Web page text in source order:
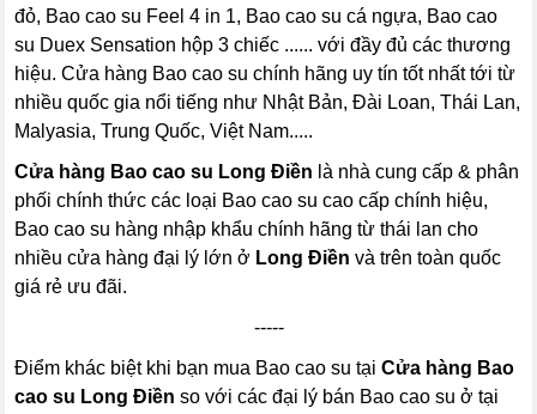
đỏ, Bao cao su Feel 4 in 1, Bao cao su cá ngựa, Bao cao
su Duex Sensation hộp 3 chiếc ...... với đầy đủ các thương
hiệu. Cửa hàng Bao cao su chính hãng uy tín tốt nhất tới từ
nhiều quốc gia nổi tiếng như Nhật Bản, Đài Loan, Thái Lan,
Malyasia, Trung Quốc, Việt Nam.....
Cửa hàng Bao cao su Long Điền là nhà cung cấp & phân
phối chính thức các loại Bao cao su cao cấp chính hiệu,
Bao cao su hàng nhập khẩu chính hãng từ thái lan cho
nhiều cửa hàng đại lý lớn ở Long Điền và trên toàn quốc
giá rẻ ưu đãi.
-----
Điểm khác biệt khi bạn mua Bao cao su tại Cửa hàng Bao
cao su Long Điền so với các đại lý bán Bao cao su ở tại